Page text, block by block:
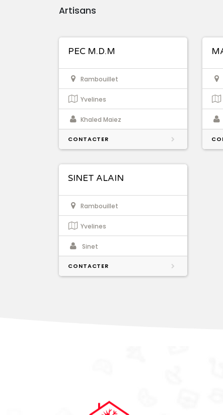
Artisans
PEC M.D.M
Rambouillet
Yvelines
Khaled Maiez
CONTACTER
SINET ALAIN
Rambouillet
Yvelines
Sinet
CONTACTER